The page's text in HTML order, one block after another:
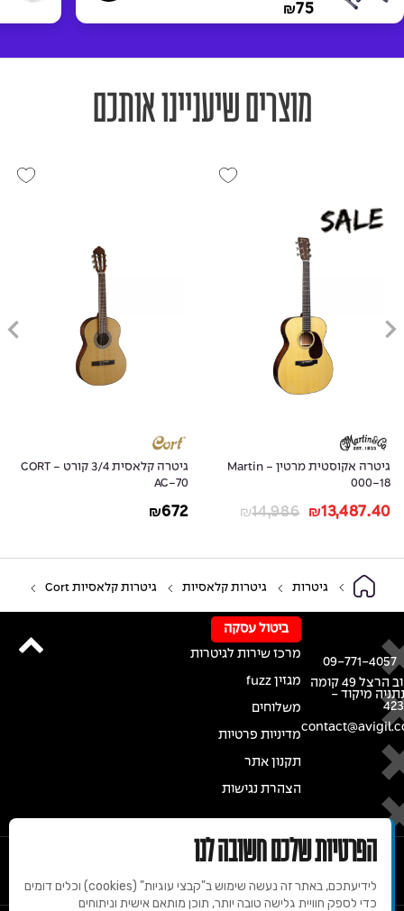
₪75
מוצרים שיעניינו אותכם
גיטרה אקוסטית מרטין - Martin
000-18
₪14,986 ₪13,487.40
גיטרה קלאסית 3/4 קורט - CORT
AC-70
₪672
גיטרות גיטרות קלאסיות גיטרות קלאסיות Cort
רחוב הרצל 49 קומה
מיקוד -
09-771-4057
ביטול עסקה
מרכז שירות לגיטרות
מגזין fuzz
משלוחים
מדיניות פרטיות
תקנון אתר
הצהרת נגישות
הפרטיות שלכם חשובה לנו
לידיעתכם, באתר זה נעשה שימוש ב"קבצי עוגיות" (cookies) וכלים דומים
כדי לספק חוויית גלישה טובה יותר, תוכן מותאם אישית וניתוחים